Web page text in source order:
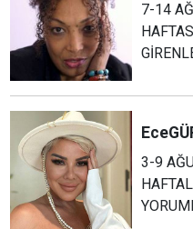
7-14
Ece
3-9